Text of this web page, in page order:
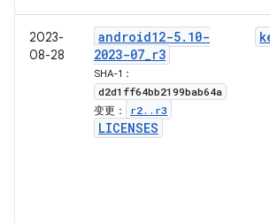
2023-
08-28
android12-5. 10-
2023-07_r3
SHA-1：
d2d1ff64bb2199bab64a
变更： r2. . r3
LICENSES